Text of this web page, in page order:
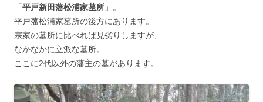
「平戸新田藩松浦家墓所 」。
平戸藩松浦家墓所の後方にあります。
宗家の墓所に比べれば見劣りしますが、
なかなかに立派な墓所。
ここに2代以外の藩主の墓があります。